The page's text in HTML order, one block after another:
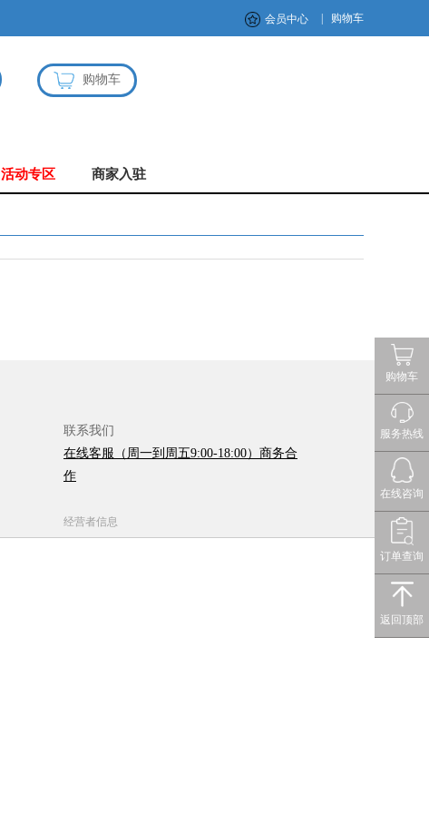
购物车
服务热线
在线咨询
订单查询
返回顶部
会员中心 购物车
购物车
活动专区 商家入驻
联系我们
在线客服（周一到周五9:00-18:00）商务合
作
经营者信息